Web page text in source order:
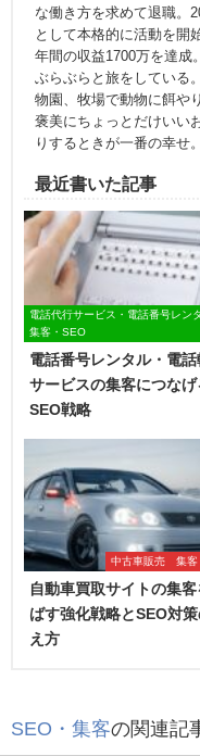
な働き方を求めて退職。
として本格的に活動を開
年間の収益1700万を達成
ぶらぶらと旅をしている
物園、牧場で動物に餌や
褒美にちょっとだけいい
りするときが一番の幸せ。
最近書いた記事
電話代行サービス・電話番号レン
集客・SEO
電話番号レンタル・電
サービスの集客につなげ
SEO戦略
中古車販売 集客
自動車買取サイトの集
ばす強化戦略とSEO対
え方
SEO・集客の関連記